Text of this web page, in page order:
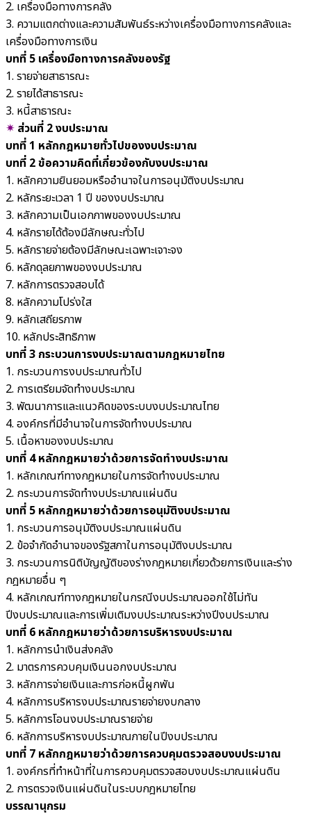
2. เครื่องมือทางการคลัง
3. ความแตกต่างและความสัมพันธ์ระหว่างเครื่องมือทางการคลังและ
เครื่องมือทางการเงิน
บทที่ 5 เครื่องมือทางการคลังของรัฐ
1. รายจ่ายสาธารณะ
2. รายได้สาธารณะ
3. หนี้สาธารณะ
✴︎ ส่วนที่ 2 งบประมาณ
บทที่ 1 หลักกฎหมายทั่วไปของงบประมาณ
บทที่ 2 ข้อความคิดที่เกี่ยวข้องกับงบประมาณ
1. หลักความยินยอมหรืออำนาจในการอนุมัติงบประมาณ
2. หลักระยะเวลา 1 ปี ของงบประมาณ
3. หลักความเป็นเอกภาพของงบประมาณ
4. หลักรายได้ต้องมีลักษณะทั่วไป
5. หลักรายจ่ายต้องมีลักษณะเฉพาะเจาะจง
6. หลักดุลยภาพของงบประมาณ
7. หลักการตรวจสอบได้
8. หลักความโปร่งใส
9. หลักเสถียรภาพ
10. หลักประสิทธิภาพ
บทที่ 3 กระบวนการงบประมาณตามกฎหมายไทย
1. กระบวนการงบประมาณทั่วไป
2. การเตรียมจัดทำงบประมาณ
3. พัฒนาการและแนวคิดของระบบงบประมาณไทย
4. องค์กรที่มีอำนาจในการจัดทำงบประมาณ
5. เนื้อหาของงบประมาณ
บทที่ 4 หลักกฎหมายว่าด้วยการจัดทำงบประมาณ
1. หลักเกณฑ์ทางกฎหมายในการจัดทำงบประมาณ
2. กระบวนการจัดทำงบประมาณแผ่นดิน
บทที่ 5 หลักกฎหมายว่าด้วยการอนุมัติงบประมาณ
1. กระบวนการอนุมัติงบประมาณแผ่นดิน
2. ข้อจำกัดอำนาจของรัฐสภาในการอนุมัติงบประมาณ
3. กระบวนการนิติบัญญัติของร่างกฎหมายเกี่ยวด้วยการเงินและร่าง
กฎหมายอื่น ๆ
4. หลักเกณฑ์ทางกฎหมายในกรณีงบประมาณออกใช้ไม่ทัน
ปีงบประมาณและการเพิ่มเติมงบประมาณระหว่างปีงบประมาณ
บทที่ 6 หลักกฎหมายว่าด้วยการบริหารงบประมาณ
1. หลักการนำเงินส่งคลัง
2. มาตรการควบคุมเงินนอกงบประมาณ
3. หลักการจ่ายเงินและการก่อหนี้ผูกพัน
4. หลักการบริหารงบประมาณรายจ่ายงบกลาง
5. หลักการโอนงบประมาณรายจ่าย
6. หลักการบริหารงบประมาณภายในปีงบประมาณ
บทที่ 7 หลักกฎหมายว่าด้วยการควบคุมตรวจสอบงบประมาณ
1. องค์กรที่ทำหน้าที่ในการควบคุมตรวจสอบงบประมาณแผ่นดิน
2. การตรวจเงินแผ่นดินในระบบกฎหมายไทย
บรรณานุกรม